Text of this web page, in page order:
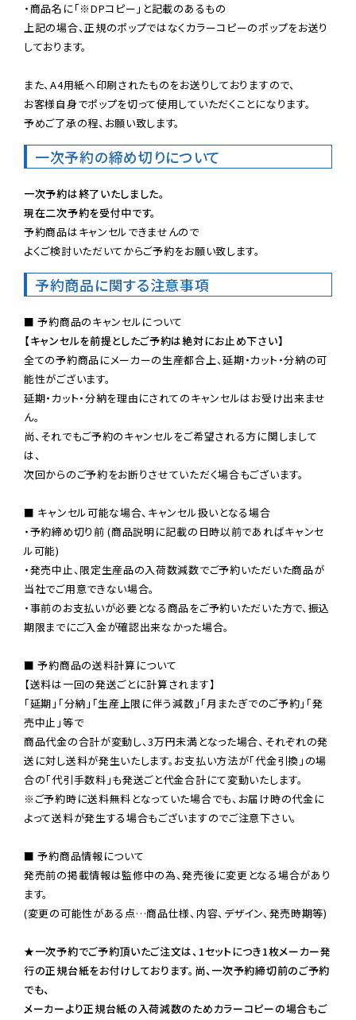
・商品名に「※DPコピー」と記載のあるもの
上記の場合、正規のポップではなくカラーコピーのポップをお送り
しております。
また、A4用紙へ印刷されたものをお送りしておりますので、
お客様自身でポップを切って使用していただくことになります。
予めご了承の程、お願い致します。
一次予約の締め切りについて
一次予約は終了いたしました。
現在二次予約を受付中です。
予約商品はキャンセルできませんので
よくご検討いただいてからご予約をお願い致します。
予約商品に関する注意事項
【キャンセルを前提としたご予約は絶対にお止め下さい】
全ての予約商品にメーカーの生産都合上、延期・カット・分納の可
能性がございます。
延期・カット・分納を理由にされてのキャンセルはお受け出来ませ
ん。
尚、それでもご予約のキャンセルをご希望される方に関しまして
は、
次回からのご予約をお断りさせていただく場合もございます。
■ キャンセル可能な場合、キャンセル扱いとなる場合
・予約締め切り前 (商品説明に記載の日時以前であればキャンセ
ル可能)
・発売中止、限定生産品の入荷数減数でご予約いただいた商品が
当社でご用意できない場合。
・事前のお支払いが必要となる商品をご予約いただいた方で、振込
期限までにご入金が確認出来なかった場合。
■ 予約商品の送料計算について
【送料は一回の発送ごとに計算されます】
「延期」「分納」「生産上限に伴う減数」「月またぎでのご予約」「発
売中止」等で
商品代金の合計が変動し、3万円未満となった場合、それぞれの発
送に対し送料が発生いたします。お支払い方法が「代金引換」の場
※ご予約時に送料無料となっていた場合でも、お届け時の代金に
よって送料が発生する場合もございますのでご注意下さい。
■ 予約商品情報について
発売前の掲載情報は監修中の為、発売後に変更となる場合があり
ます。
(変更の可能性がある点…商品仕様、内容、デザイン、発売時期等)
★一次予約でご予約頂いたご注文は、1セットにつき1枚メーカー発
行の正規台紙をお付けしております。尚、一次予約締切前のご予約
でも、
メーカーより正規台紙の入荷減数のためカラーコピーの場合もご